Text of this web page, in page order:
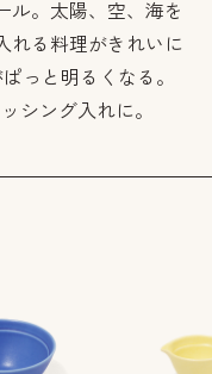
ル。太陽、空、海を
れる料理がきれいに
っと明るくなる。
シング入れに。